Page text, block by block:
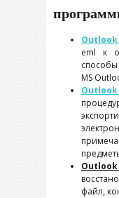
Outlook
eml к
MS
Outlook
Outlook
файл,